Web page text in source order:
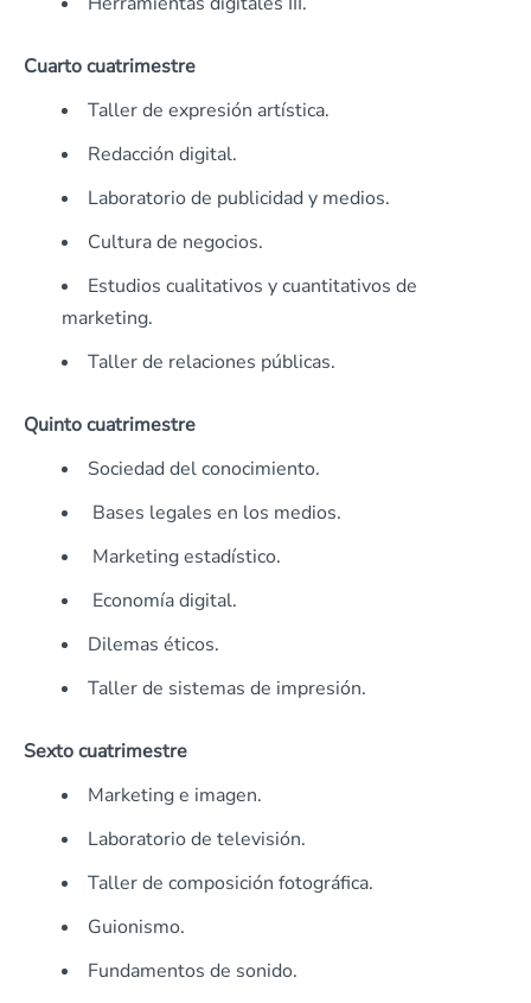
Cuarto cuatrimestre
Taller de expresión artística.
Redacción digital.
Laboratorio de publicidad y medios.
Cultura de negocios.
Estudios cualitativos y cuantitativos de
marketing.
Taller de relaciones públicas.
Quinto cuatrimestre
Sociedad del conocimiento.
Bases legales en los medios.
Marketing estadístico.
Economía digital.
Dilemas éticos.
Taller de sistemas de impresión.
Sexto cuatrimestre
Marketing e imagen.
Laboratorio de televisión.
Taller de composición fotográfica.
Guionismo.
Fundamentos de sonido.